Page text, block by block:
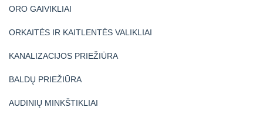
ORO GAIVIKLIAI
ORKAITĖS IR KAITLENTĖS VALIKLIAI
KANALIZACIJOS PRIEŽIŪRA
BALDŲ PRIEŽIŪRA
AUDINIŲ MINKŠTIKLIAI